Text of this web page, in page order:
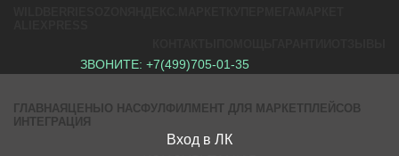
ЗВОНИТЕ:+7(499)705-01-35
ГЛАВНАЯ ЦЕНЫ О НАСФУЛФИЛМЕНТ ДЛЯ МАРКЕТПЛЕЙСОВ
ИНТЕГРАЦИЯ
Вход в ЛК